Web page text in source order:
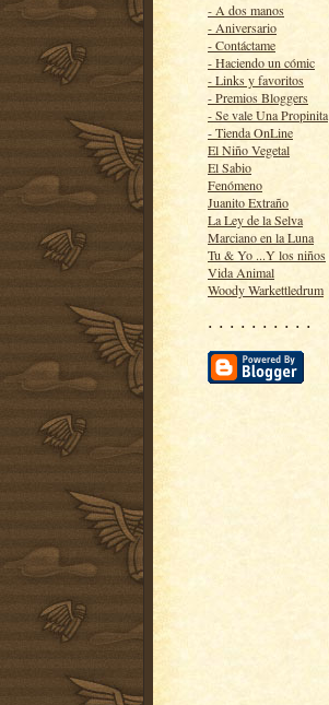
- A dos manos
- Aniversario
- Contáctame
- Haciendo un cómic
- Links y favoritos
- Premios Bloggers
- Se vale Una Propinita
- Tienda OnLine
El Niño Vegetal
El Sabio
Fenómeno
Juanito Extraño
La Ley de la Selva
Marciano en la Luna
Tu & Yo ...Y los niños
Vida Animal
Woody Warkettledrum
· · · · · · · · · ·